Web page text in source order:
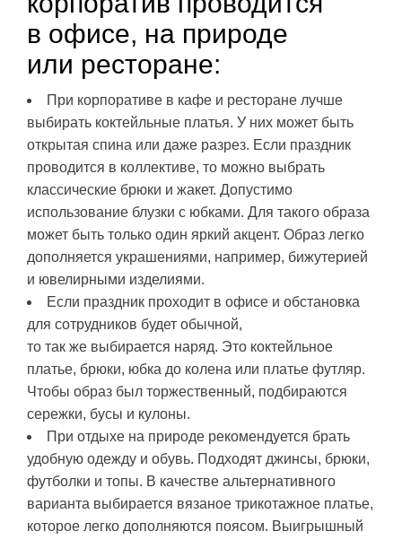
в офисе, на природе
или ресторане:
При корпоративе в кафе и ресторане лучше
выбирать коктейльные платья. У них может быть
открытая спина или даже разрез. Если праздник
проводится в коллективе, то можно выбрать
классические брюки и жакет. Допустимо
использование блузки с юбками. Для такого образа
может быть только один яркий акцент. Образ легко
дополняется украшениями, например, бижутерией
и ювелирными изделиями.
Если праздник проходит в офисе и обстановка
для сотрудников будет обычной,
то так же выбирается наряд. Это коктейльное
платье, брюки, юбка до колена или платье футляр.
Чтобы образ был торжественный, подбираются
сережки, бусы и кулоны.
При отдыхе на природе рекомендуется брать
удобную одежду и обувь. Подходят джинсы, брюки,
футболки и топы. В качестве альтернативного
варианта выбирается вязаное трикотажное платье,
которое легко дополняются поясом. Выигрышный